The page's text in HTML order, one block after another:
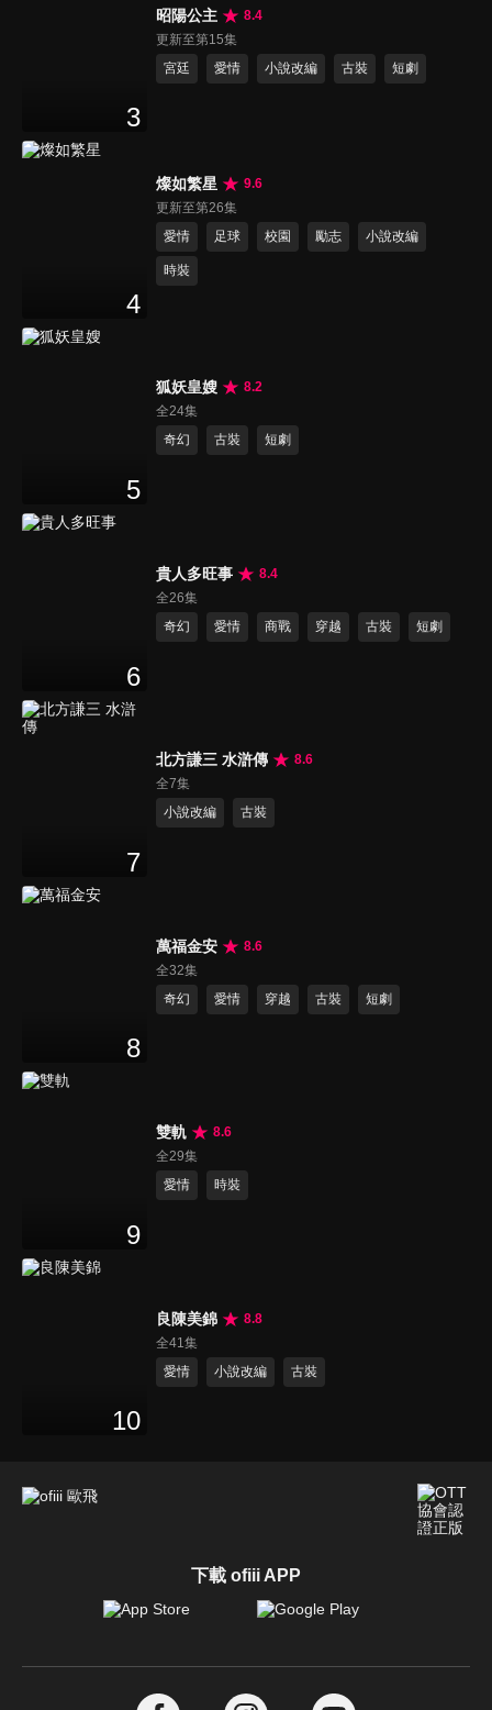
3
昭陽公主
8.4
更新至第15集
宮廷
愛情 小說改編 古裝 短劇
4
燦如繁星
9.6
更新至第26集
愛情
足球 校園 勵志 小說改編
時裝
5
狐妖皇嫂
8.2
全24集
奇幻
古裝 短劇
6
貴人多旺事
8.4
全26集
奇幻
愛情 商戰 穿越 古裝 短劇
7
北方謙三 水滸傳
8.6
全7集
小說改編
古裝
8
萬福金安
8.6
全32集
奇幻
愛情 穿越 古裝 短劇
9
雙軌
8.6
全29集
愛情
時裝
10
良陳美錦
8.8
全41集
愛情
小說改編 古裝
下載 ofiii APP